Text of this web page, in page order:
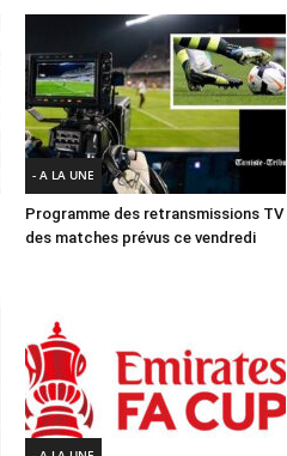
- A LA UNE
Programme des retransmissions TV
des matches prévus ce vendredi